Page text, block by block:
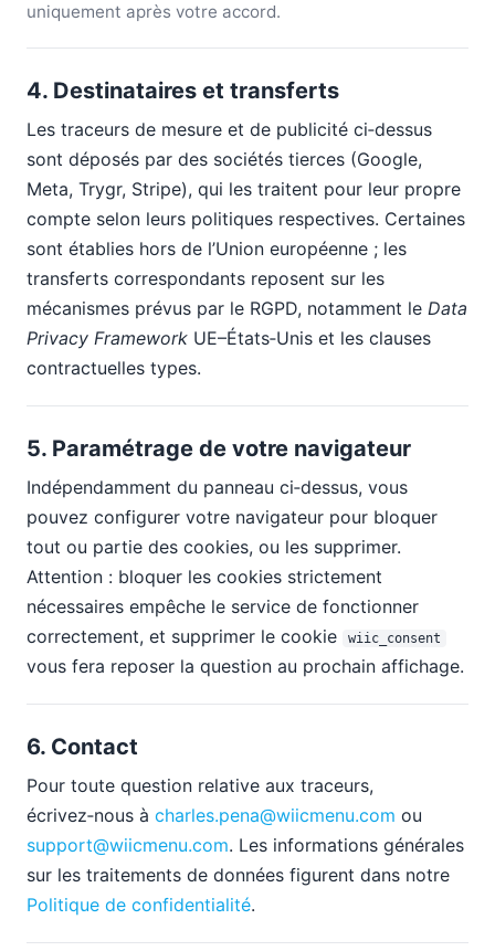
uniquement après votre accord.
4. Destinataires et transferts
Les traceurs de mesure et de publicité ci‑dessus
sont déposés par des sociétés tierces (Google,
Meta, Trygr, Stripe), qui les traitent pour leur propre
compte selon leurs politiques respectives. Certaines
sont établies hors de l’Union européenne ; les
transferts correspondants reposent sur les
mécanismes prévus par le RGPD, notamment le Data
Privacy Framework UE–États‑Unis et les clauses
contractuelles types.
5. Paramétrage de votre navigateur
Indépendamment du panneau ci‑dessus, vous
pouvez configurer votre navigateur pour bloquer
tout ou partie des cookies, ou les supprimer.
Attention : bloquer les cookies strictement
nécessaires empêche le service de fonctionner
correctement, et supprimer le cookie
wiic_consent
vous fera reposer la question au prochain affichage.
6. Contact
Pour toute question relative aux traceurs,
écrivez‑nous à charles.pena@wiicmenu.com ou
support@wiicmenu.com. Les informations générales
sur les traitements de données figurent dans notre
Politique de confidentialité.